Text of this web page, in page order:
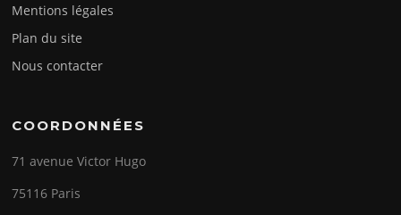
Mentions légales
Plan du site
Nous contacter
COORDONNÉES
71 avenue Victor Hugo
75116 Paris